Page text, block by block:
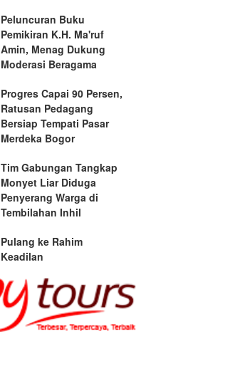
Peluncuran Buku
Pemikiran K.H. Ma'ruf
Amin, Menag Dukung
Moderasi Beragama
Progres Capai 90 Persen,
Ratusan Pedagang
Bersiap Tempati Pasar
Merdeka Bogor
Tim Gabungan Tangkap
Monyet Liar Diduga
Penyerang Warga di
Tembilahan Inhil
Pulang ke Rahim
Keadilan